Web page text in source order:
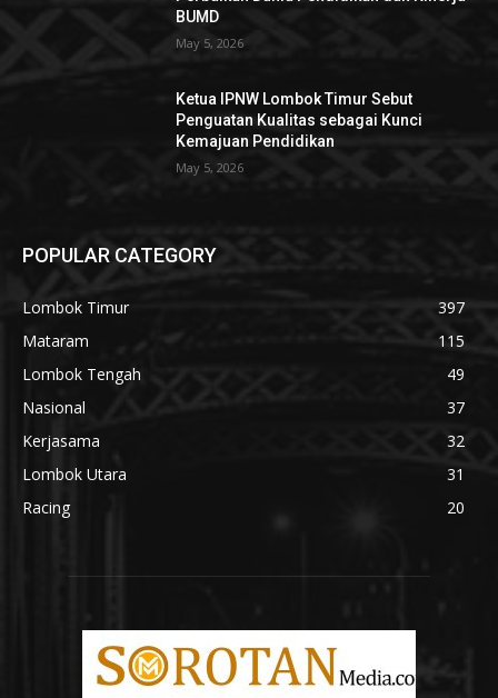
BUMD
May 5, 2026
Ketua IPNW Lombok Timur Sebut
Penguatan Kualitas sebagai Kunci
Kemajuan Pendidikan
May 5, 2026
POPULAR CATEGORY
Lombok Timur
397
Mataram
115
Lombok Tengah
49
Nasional
37
Kerjasama
32
Lombok Utara
31
Racing
20